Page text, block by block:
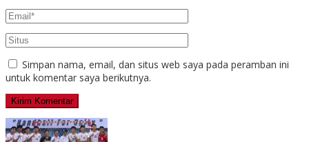
Simpan nama, email, dan situs web saya pada peramban ini
untuk komentar saya berikutnya.